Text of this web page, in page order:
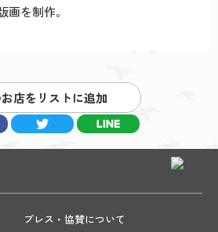
を制作。
店をリストに追加
プレス・協賛について